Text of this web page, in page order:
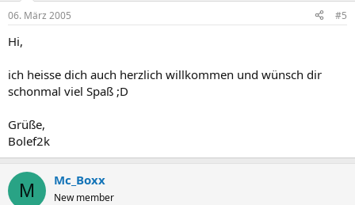
06. März 2005 #5
Hi,
ich heisse dich auch herzlich willkommen und wünsch dir
schonmal viel Spaß ;D
Grüße,
Bolef2k
M Mc_Boxx
New member